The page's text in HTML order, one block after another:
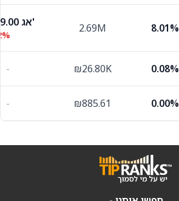
8.01%
2.69M 4,969.00 אג'
0.08%
₪26.80K
-
0.00%
₪885.61
-